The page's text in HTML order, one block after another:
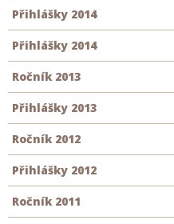
Přihlášky 2014
Přihlášky 2014
Ročník 2013
Přihlášky 2013
Ročník 2012
Přihlášky 2012
Ročník 2011